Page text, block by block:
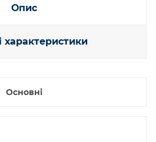
Опис
характеристики
Основні